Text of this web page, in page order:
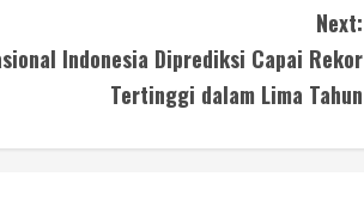
Next:
Indonesia Diprediksi Capai Rekor
Tertinggi dalam Lima Tahun